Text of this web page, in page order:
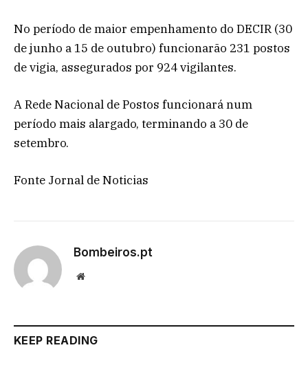
No período de maior empenhamento do DECIR (30
de junho a 15 de outubro) funcionarão 231 postos
de vigia, assegurados por 924 vigilantes.
A Rede Nacional de Postos funcionará num
período mais alargado, terminando a 30 de
setembro.
Fonte Jornal de Noticias
Bombeiros.pt
Website
KEEP READING